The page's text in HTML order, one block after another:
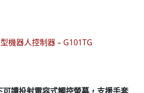
機器人控制器 – G101TG